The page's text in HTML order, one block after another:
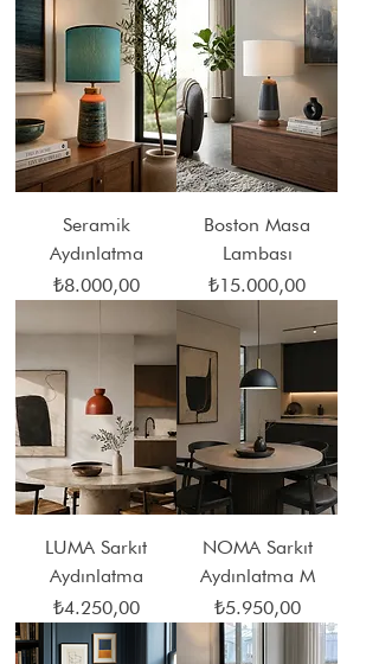
Seramik
Aydınlatma
Fiyat
₺8.000,00
Boston Masa
Lambası
Fiyat
₺15.000,00
LUMA Sarkıt
Aydınlatma
Fiyat
₺4.250,00
NOMA Sarkıt
Aydınlatma M
Fiyat
₺5.950,00